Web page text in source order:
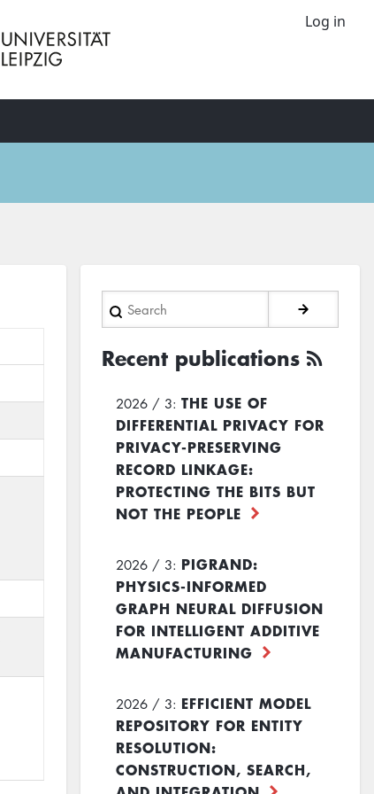
Log in
Search
Recent publications
2026 / 3: THE USE OF
DIFFERENTIAL PRIVACY FOR
PRIVACY-PRESERVING
RECORD LINKAGE:
PROTECTING THE BITS BUT
NOT THE PEOPLE
2026 / 3: PIGRAND:
PHYSICS-INFORMED
GRAPH NEURAL DIFFUSION
FOR INTELLIGENT ADDITIVE
MANUFACTURING
2026 / 3: EFFICIENT MODEL
REPOSITORY FOR ENTITY
RESOLUTION:
CONSTRUCTION, SEARCH,